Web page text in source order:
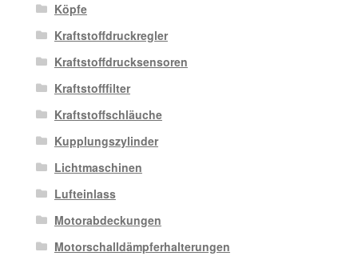
Köpfe
Kraftstoffdruckregler
Kraftstoffdrucksensoren
Kraftstofffilter
Kraftstoffschläuche
Kupplungszylinder
Lichtmaschinen
Lufteinlass
Motorabdeckungen
Motorschalldämpferhalterungen